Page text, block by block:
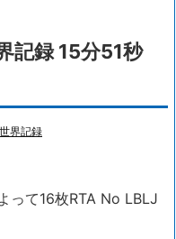
記録 15分51秒
世界記録
って16枚RTA No LBLJ